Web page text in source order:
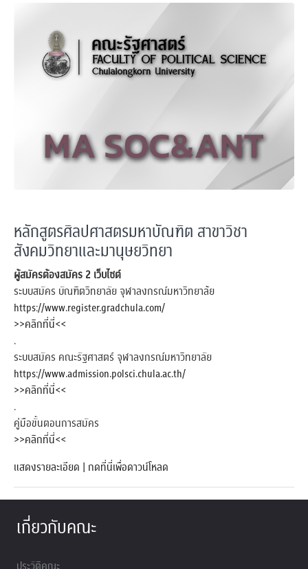
หลักสูตรศิลปศาสตรมหาบัณฑิต สาขาวิชา
สังคมวิทยาและมานุษยวิทยา
ผู้สมัครต้องสมัคร 2 เว็บไซต์
ระบบสมัคร บัณฑิตวิทยาลัย จุฬาลงกรณ์มหาวิทยาล้ย
https://www.register.gradchula.com/
>>คลิกที่นี่<<
.
ระบบสมัคร คณะรัฐศาสตร์ จุฬาลงกรณ์มหาวิทยาลัย
https://www.admission.polsci.chula.ac.th/
>>คลิกที่นี่<<
.
คู่มือขั้นตอนการสมัคร
>>คลิกที่นี่<<
แสดงรายละเอียด | กดที่นี่เพื่อดาวน์โหลด
เกี่ยวกับคณะ